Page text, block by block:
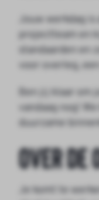
Jouw werkdag
projectteam en
standaarden en
voor overleg,
Ben jij klaar om
vandaag nog!
duurzame
Over
Je komt te